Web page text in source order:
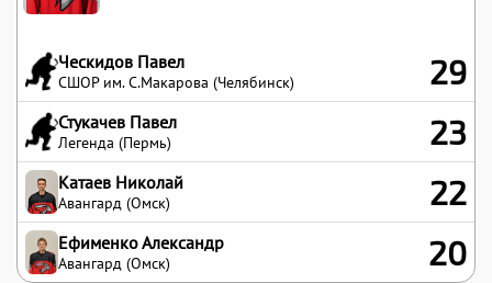
Ческидов Павел
СШОР им. С.Макарова (Челябинск) 29
Стукачев Павел
Легенда (Пермь) 23
Катаев Николай
Авангард (Омск) 22
Ефименко Александр
Авангард (Омск) 20